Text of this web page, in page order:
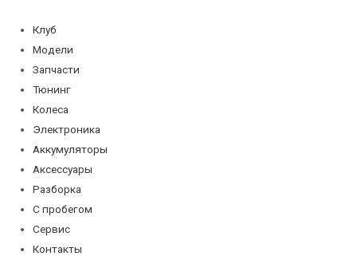
содержимому
Клуб
Модели
Запчасти
Тюнинг
Колеса
Электроника
Аккумуляторы
Аксессуары
Разборка
С пробегом
Сервис
Контакты